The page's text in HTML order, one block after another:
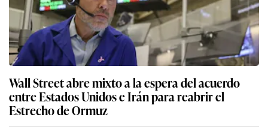
Wall Street abre mixto a la espera del acuerdo
entre Estados Unidos e Irán para reabrir el
Estrecho de Ormuz